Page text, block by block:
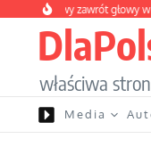
Przejdź do treści
zawrót głowy w
właściwa
Media